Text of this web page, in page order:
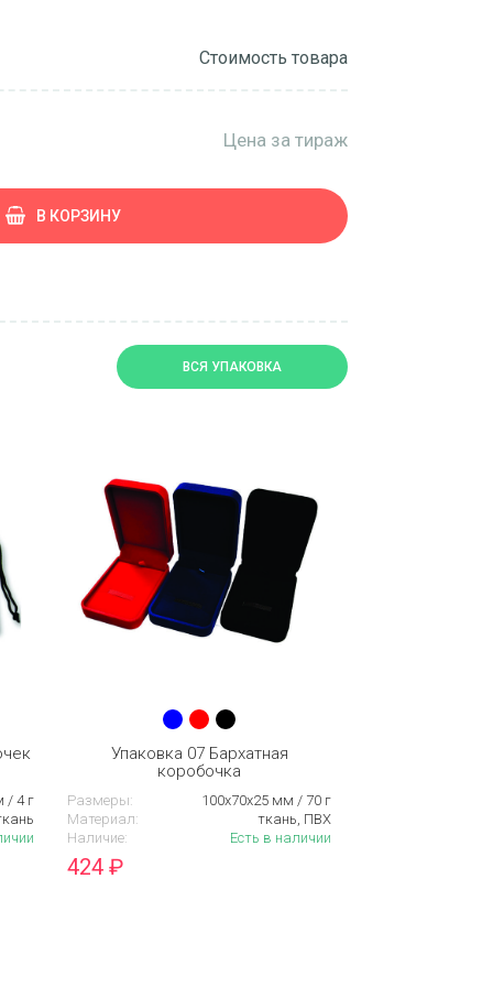
Стоимость товара
Цена за тираж
В КОРЗИНУ
ВСЯ УПАКОВКА
/ 4 г
Упаковка 07 Бархатная
коробочка
Размеры:
100х70х25 мм / 70 г
Материал:
ткань, ПВХ
Наличие:
Есть в наличии
424 ₽